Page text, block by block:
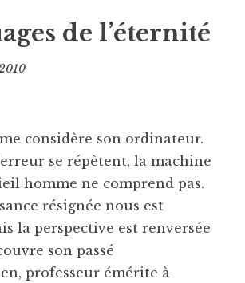
de l’éternité
considère son ordinateur.
se répètent, la machine
homme ne comprend pas.
résignée nous est
la perspective est renversée
son passé
professeur émérite à